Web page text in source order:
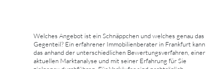
Welches Angebot ist ein Schnäppchen und welches genau das
Gegenteil? Ein erfahrener Immobilienberater in Frankfurt kann
das anhand der unterschiedlichen Bewertungsverfahren, einer
aktuellen Marktanalyse und mit seiner Erfahrung für Sie